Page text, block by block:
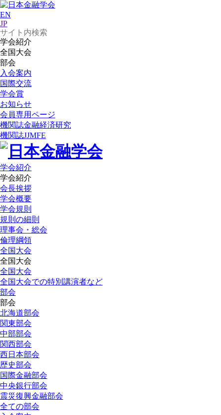
EN
JP
学会紹介
全国大会
部会
入会案内
国際交流
学会賞
お知らせ
会員専用ページ
機関誌金融経済研究
機関誌JJMFE
学会紹介
学会紹介
会長挨拶
学会概要
学会規則
規則の細則
理事会・総会
倫理綱領
全国大会
全国大会
全国大会
全国大会での特別講演者など
部会
部会
北海道部会
関東部会
中部部会
関西部会
西日本部会
歴史部会
国際金融部会
中央銀行部会
震災復興金融部会
全ての部会